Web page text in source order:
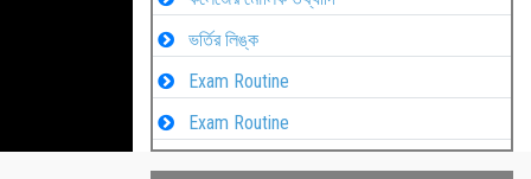
ভর্তির লিঙ্ক
Exam Routine
Exam Routine